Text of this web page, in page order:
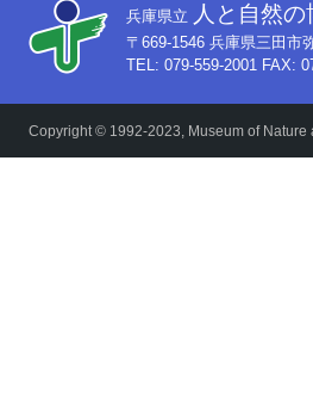
兵庫県立 人と自然の
〒669-1546 兵庫県三田市
TEL: 079-559-2001 FAX:
Copyright © 1992-2023, Museum of Nature